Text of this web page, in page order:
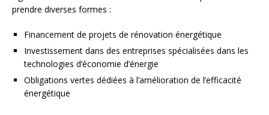
prendre diverses formes :
Financement de projets de rénovation énergétique
Investissement dans des entreprises spécialisées dans les
technologies d’économie d’énergie
Obligations vertes dédiées à l’amélioration de l’efficacité
énergétique